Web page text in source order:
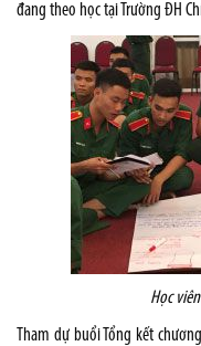
đang theo học tại Trường ĐH
Học
Tham dự buổi Tổng kết